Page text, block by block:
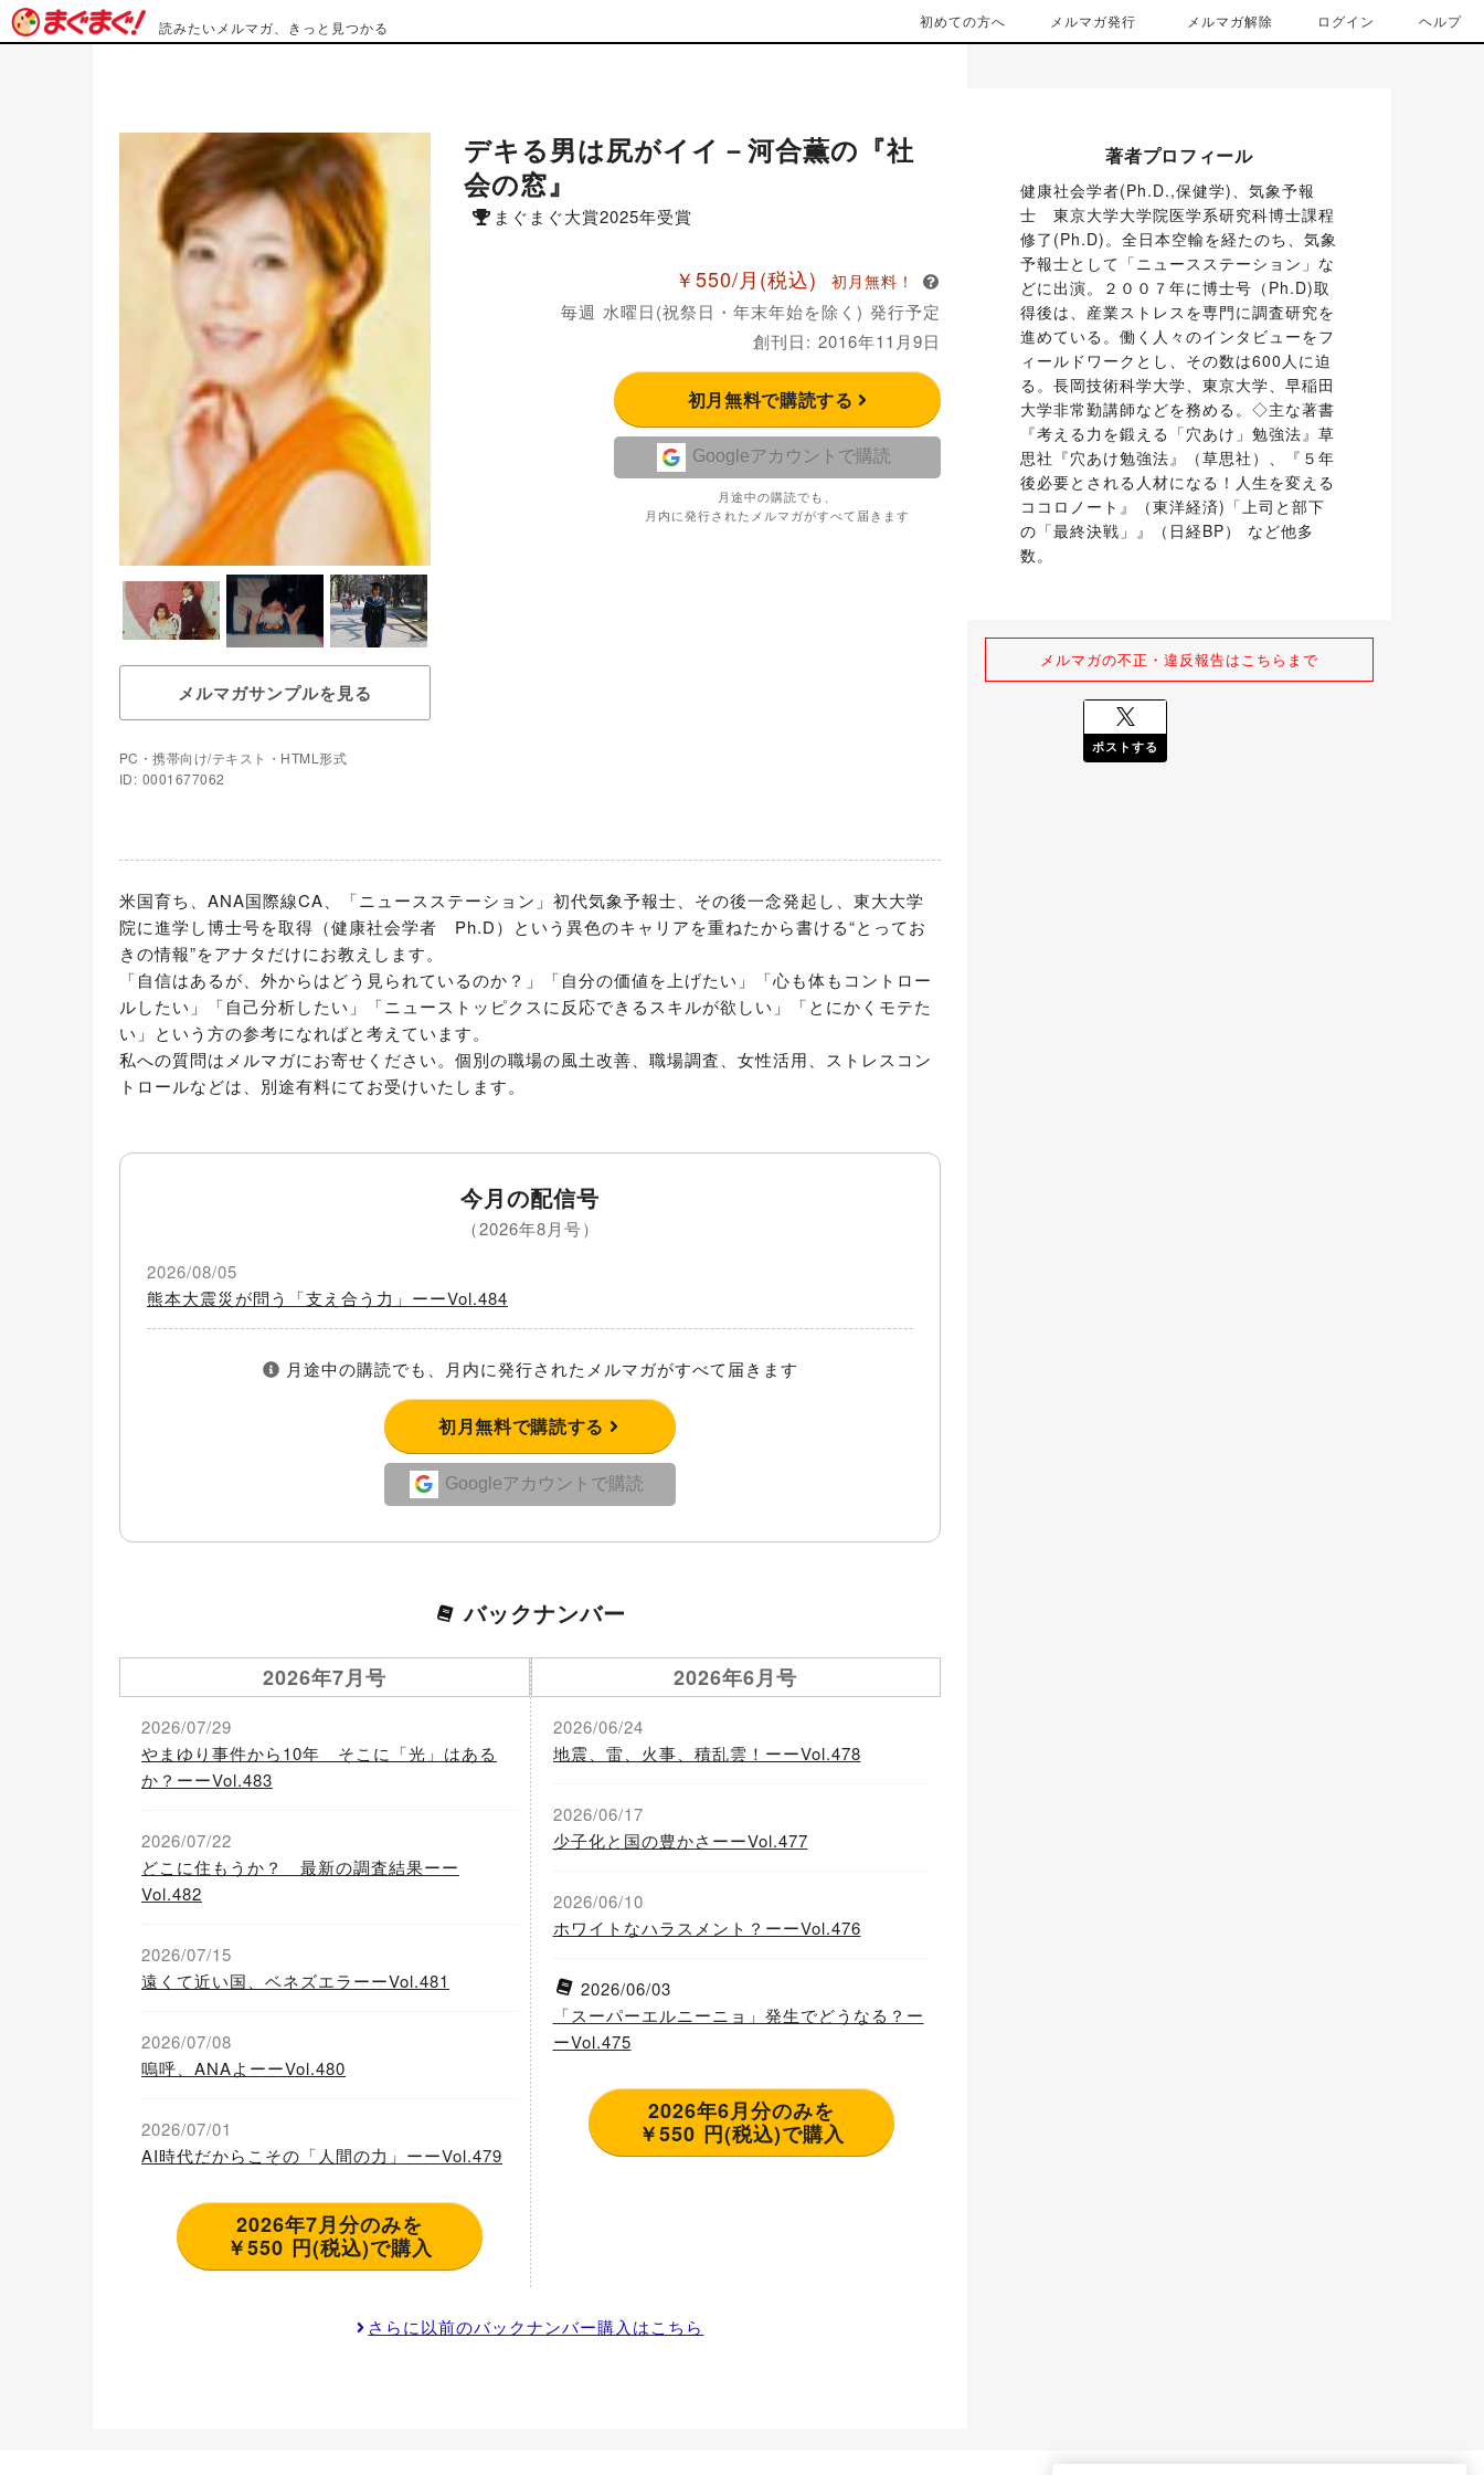
読みたいメルマガ、きっと見つかる 初めての方へ メルマガ発行 メルマガ解除 ログイン ヘルプ
メルマガサンプルを見る
PC・携帯向け/テキスト・HTML形式
ID: 0001677062
デキる男は尻がイイ－河合薫の『社
会の窓』
まぐまぐ大賞2025年受賞
￥550/月 (税込)
初月無料！
毎週 水曜日(祝祭日・年末年始を除く) 発行予定
創刊日: 2016年11月9日
初月無料で購読する
Googleアカウントで購読
月途中の購読でも、
月内に発行されたメルマガがすべて届きます
米国育ち、ANA国際線CA、「ニュースステーション」初代気象予報士、その後一念発起し、東大大学
院に進学し博士号を取得（健康社会学者　Ph.D）という異色のキャリアを重ねたから書ける“とってお
きの情報”をアナタだけにお教えします。
「自信はあるが、外からはどう見られているのか？」「自分の価値を上げたい」「心も体もコントロー
ルしたい」「自己分析したい」「ニューストッピクスに反応できるスキルが欲しい」「とにかくモテた
い」という方の参考になればと考えています。
私への質問はメルマガにお寄せください。個別の職場の風土改善、職場調査、女性活用、ストレスコン
トロールなどは、別途有料にてお受けいたします。
今月の配信号
（2026年8月号）
2026/08/05
熊本大震災が問う「支え合う力」ーーVol.484
月途中の購読でも、月内に発行されたメルマガがすべて届きます
初月無料で購読する
Googleアカウントで購読
バックナンバー
2026年7月号
2026/07/29
やまゆり事件から10年 そこに「光」はある
か？ーーVol.483
2026/07/22
どこに住もうか？ 最新の調査結果ーー
Vol.482
2026/07/15
遠くて近い国、ベネズエラーーVol.481
2026/07/08
嗚呼、ANAよーーVol.480
2026/07/01
AI時代だからこその「人間の力」ーーVol.479
2026年7月分のみを
￥550 円(税込)で購入
2026年6月号
2026/06/24
地震、雷、火事、積乱雲！ーーVol.478
2026/06/17
少子化と国の豊かさーーVol.477
2026/06/10
ホワイトなハラスメント？ーーVol.476
2026/06/03
「スーパーエルニーニョ」発生でどうなる？ー
ーVol.475
2026年6月分のみを
￥550 円(税込)で購入
さらに以前のバックナンバー購入はこちら
著者プロフィール
健康社会学者(Ph.D.,保健学)、気象予報
士　東京大学大学院医学系研究科博士課程
修了(Ph.D)。全日本空輸を経たのち、気象
予報士として「ニュースステーション」な
どに出演。２００７年に博士号（Ph.D)取
得後は、産業ストレスを専門に調査研究を
進めている。働く人々のインタビューをフ
ィールドワークとし、その数は600人に迫
る。長岡技術科学大学、東京大学、早稲田
大学非常勤講師などを務める。◇主な著書
『考える力を鍛える「穴あけ」勉強法』草
思社『穴あけ勉強法』（草思社）、『５年
後必要とされる人材になる！人生を変える
ココロノート』（東洋経済)「上司と部下
の「最終決戦」』（日経BP） など他多
数。
メルマガの不正・違反報告はこちらまで
ポストする